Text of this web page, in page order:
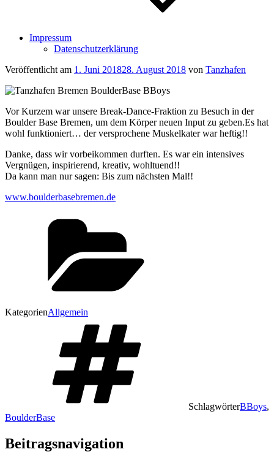
Impressum
Datenschutzerklärung
Veröffentlicht am 1. Juni 201828. August 2018 von Tanzhafen
Vor Kurzem war unsere Break-Dance-Fraktion zu Besuch in der
Boulder Base Bremen, um dem Körper neuen Input zu geben.Es hat
wohl funktioniert… der versprochene Muskelkater war heftig!!
Danke, dass wir vorbeikommen durften. Es war ein intensives
Vergnügen, inspirierend, kreativ, wohltuend!!
Da kann man nur sagen: Bis zum nächsten Mal!!
www.boulderbasebremen.de
KategorienAllgemein
SchlagwörterBBoys,
BoulderBase
Beitragsnavigation